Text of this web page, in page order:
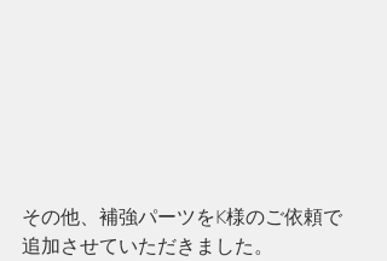
その他、補強パーツをK様のご依頼で
追加させていただきました。